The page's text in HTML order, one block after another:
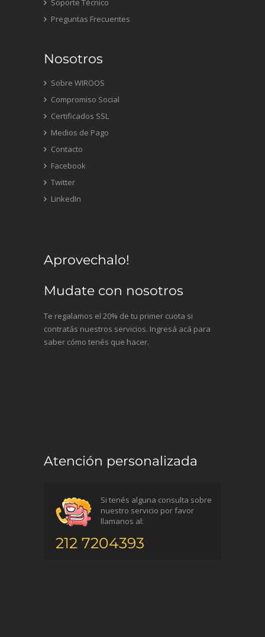
Soporte Técnico
Preguntas Frecuentes
Nosotros
Sobre WIROOS
Compromiso Social
Certificados SSL
Medios de Pago
Contacto
Facebook
Twitter
LinkedIn
Aprovechalo!
Mudate con nosotros
Te regalamos el 20% de tu primer cuota si
contratás nuestros servicios. Ingresá acá para
saber cómo tenés que hacer.
Atención personalizada
Si tenés alguna consulta sobre
nuestro servicio por favor
llamanos al:
212 7204393